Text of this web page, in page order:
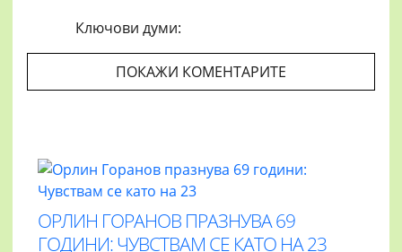
Ключови думи:
ПОКАЖИ КОМЕНТАРИТЕ
ОРЛИН ГОРАНОВ ПРАЗНУВА 69
ГОДИНИ: ЧУВСТВАМ СЕ КАТО НА 23